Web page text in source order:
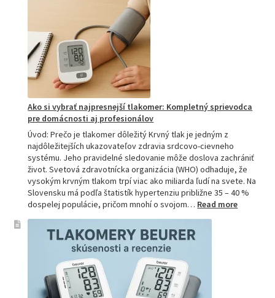
prečo
je
hitom
na
Slovensku?
Ako si vybrať najpresnejší tlakomer: Kompletný sprievodca
pre domácnosti aj profesionálov
Úvod: Prečo je tlakomer dôležitý Krvný tlak je jedným z
najdôležitejších ukazovateľov zdravia srdcovo-cievneho
systému. Jeho pravidelné sledovanie môže doslova zachrániť
život. Svetová zdravotnícka organizácia (WHO) odhaduje, že
vysokým krvným tlakom trpí viac ako miliarda ľudí na svete. Na
Slovensku má podľa štatistík hypertenziu približne 35 – 40 %
dospelej populácie, pričom mnohí o svojom… Read more: